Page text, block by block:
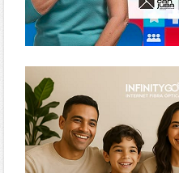
https://